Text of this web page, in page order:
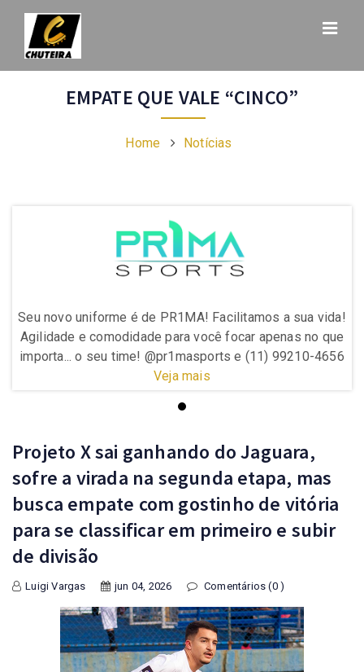
EMPATE QUE VALE “CINCO”
Home Notícias
Seu novo uniforme é de PR1MA! Facilitamos a sua vida!
Agilidade e comodidade para você focar apenas no que
importa... o seu time! @pr1masports e (11) 99210-4656
Veja mais
Projeto X sai ganhando do Jaguara,
sofre a virada na segunda etapa, mas
busca empate com gostinho de vitória
para se classificar em primeiro e subir
de divisão
Luigi Vargas jun 04, 2026 Comentários (0 )